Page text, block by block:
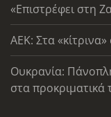
«Επιστρέφει στη
AEK: Στα
Ουκρανία:
στα